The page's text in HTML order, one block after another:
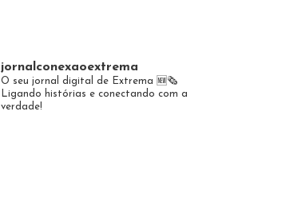
jornalconexaoextrema
O seu jornal digital de Extrema 🆕️🗞
Ligando histórias e conectando com a
verdade!